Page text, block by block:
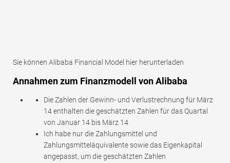
Sie können Alibaba Financial Model hier herunterladen
Annahmen zum Finanzmodell von Alibaba
Die Zahlen der Gewinn- und Verlustrechnung für März
14 enthalten die geschätzten Zahlen für das Quartal
von Januar 14 bis März 14
Ich habe nur die Zahlungsmittel und
Zahlungsmitteläquivalente sowie das Eigenkapital
angepasst, um die geschätzten Zahlen